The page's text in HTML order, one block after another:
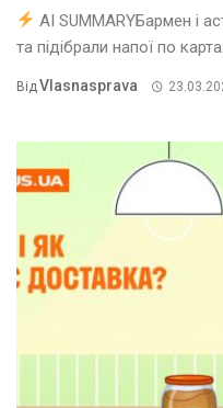
AI SUMMARYБармен і
та підібрали напої по
ВідVlasnasprava